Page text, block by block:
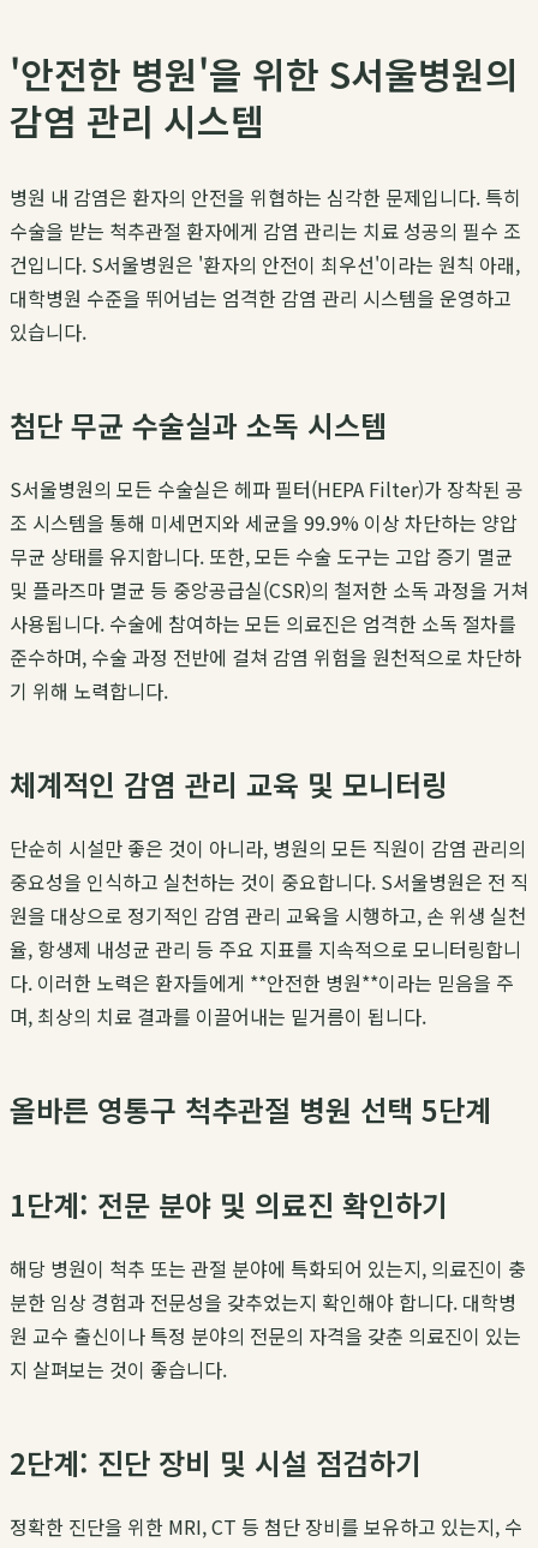
'안전한 병원'을 위한 S서울병원의
감염 관리 시스템
병원 내 감염은 환자의 안전을 위협하는 심각한 문제입니다. 특히
수술을 받는 척추관절 환자에게 감염 관리는 치료 성공의 필수 조
건입니다. S서울병원은 '환자의 안전이 최우선'이라는 원칙 아래,
대학병원 수준을 뛰어넘는 엄격한 감염 관리 시스템을 운영하고
있습니다.
첨단 무균 수술실과 소독 시스템
S서울병원의 모든 수술실은 헤파 필터(HEPA Filter)가 장착된 공
조 시스템을 통해 미세먼지와 세균을 99.9% 이상 차단하는 양압
무균 상태를 유지합니다. 또한, 모든 수술 도구는 고압 증기 멸균
및 플라즈마 멸균 등 중앙공급실(CSR)의 철저한 소독 과정을 거쳐
사용됩니다. 수술에 참여하는 모든 의료진은 엄격한 소독 절차를
준수하며, 수술 과정 전반에 걸쳐 감염 위험을 원천적으로 차단하
기 위해 노력합니다.
체계적인 감염 관리 교육 및 모니터링
단순히 시설만 좋은 것이 아니라, 병원의 모든 직원이 감염 관리의
중요성을 인식하고 실천하는 것이 중요합니다. S서울병원은 전 직
원을 대상으로 정기적인 감염 관리 교육을 시행하고, 손 위생 실천
율, 항생제 내성균 관리 등 주요 지표를 지속적으로 모니터링합니
다. 이러한 노력은 환자들에게 **안전한 병원**이라는 믿음을 주
며, 최상의 치료 결과를 이끌어내는 밑거름이 됩니다.
올바른 영통구 척추관절 병원 선택 5단계
1단계: 전문 분야 및 의료진 확인하기
해당 병원이 척추 또는 관절 분야에 특화되어 있는지, 의료진이 충
분한 임상 경험과 전문성을 갖추었는지 확인해야 합니다. 대학병
원 교수 출신이나 특정 분야의 전문의 자격을 갖춘 의료진이 있는
지 살펴보는 것이 좋습니다.
2단계: 진단 장비 및 시설 점검하기
정확한 진단을 위한 MRI, CT 등 첨단 장비를 보유하고 있는지, 수